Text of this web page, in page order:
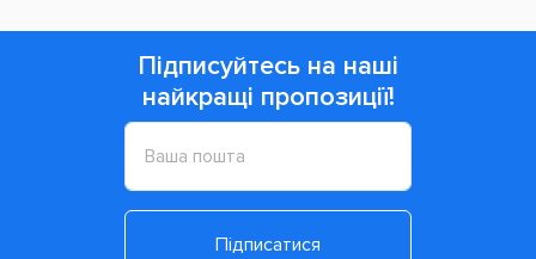
Підписуйтесь на наші
найкращі пропозиції!
Підписатися